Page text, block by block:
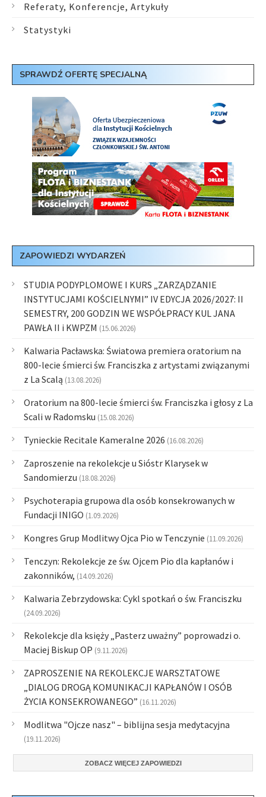
Referaty, Konferencje, Artykuły
Statystyki
SPRAWDŹ OFERTĘ SPECJALNĄ
ZAPOWIEDZI WYDARZEŃ
STUDIA PODYPLOMOWE I KURS „ZARZĄDZANIE
INSTYTUCJAMI KOŚCIELNYMI” IV EDYCJA 2026/2027: II
SEMESTRY, 200 GODZIN WE WSPÓŁPRACY KUL JANA
PAWŁA II i KWPZM (15.06.2026)
Kalwaria Pacławska: Światowa premiera oratorium na
800-lecie śmierci św. Franciszka z artystami związanymi
z La Scalą (13.08.2026)
Oratorium na 800-lecie śmierci św. Franciszka i głosy z La
Scali w Radomsku (15.08.2026)
Tynieckie Recitale Kameralne 2026 (16.08.2026)
Zaproszenie na rekolekcje u Sióstr Klarysek w
Sandomierzu (18.08.2026)
Psychoterapia grupowa dla osób konsekrowanych w
Fundacji INIGO (1.09.2026)
Kongres Grup Modlitwy Ojca Pio w Tenczynie (11.09.2026)
Tenczyn: Rekolekcje ze św. Ojcem Pio dla kapłanów i
zakonników, (14.09.2026)
Kalwaria Zebrzydowska: Cykl spotkań o św. Franciszku
(24.09.2026)
Rekolekcje dla księży „Pasterz uważny” poprowadzi o.
Maciej Biskup OP (9.11.2026)
ZAPROSZENIE NA REKOLEKCJE WARSZTATOWE
„DIALOG DROGĄ KOMUNIKACJI KAPŁANÓW I OSÓB
ŻYCIA KONSEKROWANEGO” (16.11.2026)
Modlitwa "Ojcze nasz" – biblijna sesja medytacyjna
(19.11.2026)
ZOBACZ WIĘCEJ ZAPOWIEDZI